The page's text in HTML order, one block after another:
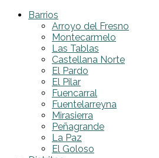
Barrios
Arroyo del Fresno
Montecarmelo
Las Tablas
Castellana Norte
El Pardo
El Pilar
Fuencarral
Fuentelarreyna
Mirasierra
Peñagrande
La Paz
El Goloso